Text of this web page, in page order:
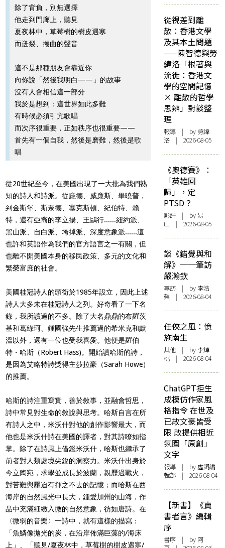
除了背負，別無選擇
他走到門廊上，聽見
夏夜林中，草莓樹的樹皮遇寒
而迸裂、捲曲的聲音
這不是那種朋友會靠近你
向你說「然後我明白——」的故事
沒有人會相信這一部分
我於是想到：這世界如此多難
有時候必須引亢歌唱
而次序很重要，正如秩序也很重要——
首先有一個自我，然後是磨難，然後是歌
唱
從20世紀至今，在美國出現了一大批為我們熟
知的詩人和詩派。從龐德、威廉斯、畢曉普，
到金斯堡、斯奈德、塞克斯頓、​​紀伯特、賴
特，還有亞裔的李立揚、王鷗行......紐約派、
黑山派、自白派、垮掉派、深度意象派......這
也許和英語作為我們的官方語言之一有關，但
也離不開美國本身的移民政策、多元的文化和
繁榮富庶的社會。
美國桂冠詩人的頭銜於1985年設立，因此上述
詩人大多未在桂冠詩人之列。好奇看了一下名
錄，我所讀過的不多。除了大名鼎鼎的布羅茨
基和葛綠珂、鍾國強先生推薦過的希米克和默
溫以外，還有一位也受我喜愛。他便是羅伯
特・哈斯（Robert Hass)。開始讀哈斯的詩，
是因為艾略特詩獎得主莎拉豪（Sarah Howe）
的推薦。
哈斯的詩注重寫實，善於敘事，並融會哲思，
詩中常見對生命的敘說與思考。哈斯自言在所
有詩人之中，米沃什對他的創作影響最大，而
他也是米沃什詩在美國的譯者，對其詩瞭如指
掌。除了在詩風上借鑑米沃什，哈斯也繼承了
前者對人類處境尖銳的洞察力。米沃什出身於
今立陶宛，求學並成長於波蘭，親歷過戰火，
對苦難與壓迫有揮之不去的記憶；而哈斯在西
海岸的自然風光中長大，鍾愛加州的山海，作
品中充滿細緻入微的自然意象，彷如唐詩。在
〈微弱的音樂〉一詩中，就有這樣的描寫：
「魚鱗像拋光的炭，在沿岸佈滿巨藻的/海床
上」、「聽見/夏夜林中，草莓樹的樹皮遇寒/
從視差到離
散：香港文學
及其本土問題
——陳智德與勞
緯洛「根著與
流徙：香港文
學的空間記憶
× 離散的哲學
思辨」對談整
理
報導 | by 勞緯
洛 | 2026-08-05
《奧德賽》：
「英雄回
歸」，定
PTSD？
影評 | by 易
山 | 2026-08-05
談《錯覺與和
解》──筆訪
嚴瀚欽
專訪 | by 李浩
榮 | 2026-08-04
任俠之風：憶
施南生
其他 | by 李焯
桃 | 2026-08-04
ChatGPT拒生
成模仿作家風
格指令 在世及
已故文豪皆受
限 改提供相近
氛圍「原創」
文字
報導 | by 虛詞編
輯部 | 2026-08-04
【新書】《賣
書者言》編輯
序
書序 | by 阿